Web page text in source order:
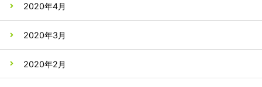
2020年4月
2020年3月
2020年2月